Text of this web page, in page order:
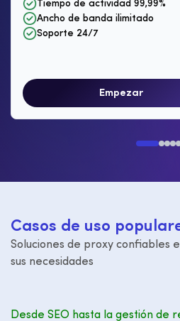
Tiempo de actividad 99,99%
Ancho de banda ilimitado
Soporte 24/7
Empezar
Casos de uso popular
Soluciones de proxy confiables
sus necesidades
Desde SEO hasta la gestión de